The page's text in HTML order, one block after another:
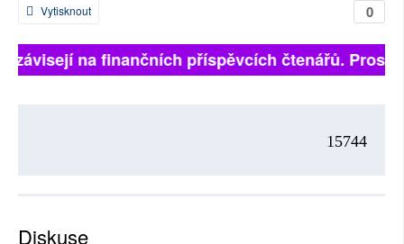
0
Vytisknout
na finančních příspěvcích čtenářů.
15744
Diskuse